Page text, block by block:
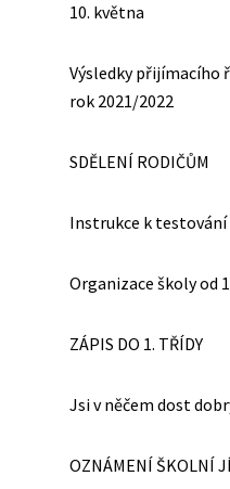
10. května
Výsledky přijímacího
rok 2021/2022
SDĚLENÍ RODIČŮM
Instrukce k testování
Organizace školy od
ZÁPIS DO 1. TŘÍDY
Jsi v něčem dost
OZNÁMENÍ ŠKOLNÍ